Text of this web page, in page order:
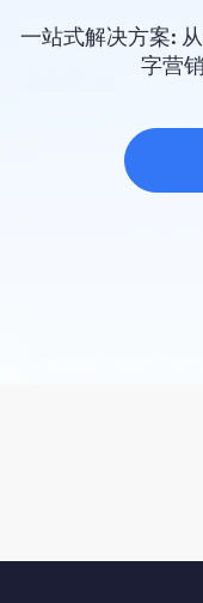
一站式解决方案:
字营